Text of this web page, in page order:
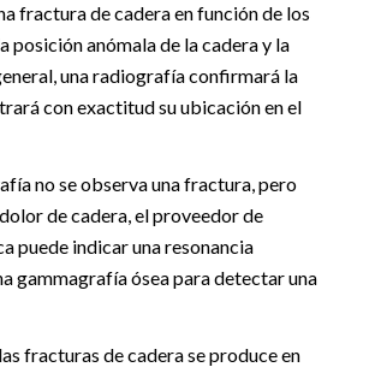
fractura de cadera en función de los
posición anómala de la cadera y la
una radiografía confirmará la
con exactitud su ubicación en el
no se observa una fractura, pero
de cadera, el proveedor de
puede indicar una resonancia
gammagrafía ósea para detectar una
fracturas de cadera se produce en